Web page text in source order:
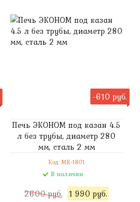
-610 руб.
Печь ЭКОНОМ под казан 4.5
л без трубы, диаметр 280
мм, сталь 2 мм
Код: MK-1801
В наличии
2600 руб. 1 990 руб.